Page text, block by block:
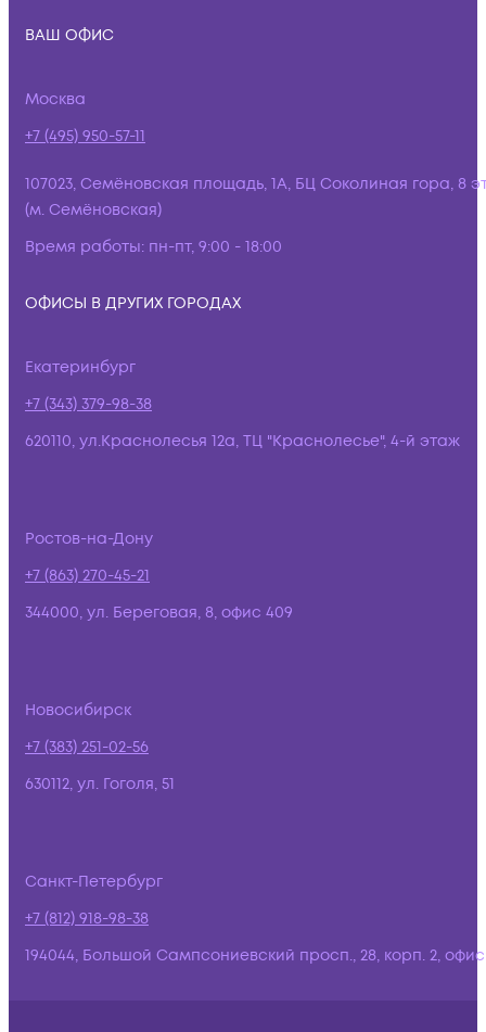
ВАШ ОФИС
Москва
+7 (495) 950-57-11
107023, Семёновская площадь, 1А, БЦ Соколиная гора, 8
(м. Семёновская)
Время работы: пн-пт, 9:00 - 18:00
ОФИСЫ В ДРУГИХ ГОРОДАХ
Екатеринбург
+7 (343) 379-98-38
620110, ул.Краснолесья 12а, ТЦ "Краснолесье", 4-й этаж
Ростов-на-Дону
+7 (863) 270-45-21
344000, ул. Береговая, 8, офис 409
Новосибирск
+7 (383) 251-02-56
630112, ул. Гоголя, 51
Санкт-Петербург
+7 (812) 918-98-38
194044, Большой Сампсониевский просп., 28, корп. 2,